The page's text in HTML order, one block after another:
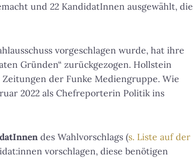
und 22 KandidatInnen ausgewählt, die
vorgeschlagen wurde, hat ihre
Gründen“ zurückgezogen. Hollstein
der Funke Mediengruppe. Wie
2022 als Chefreporterin Politik ins
des Wahlvorschlags (s. Liste auf der
vorschlagen, diese benötigen